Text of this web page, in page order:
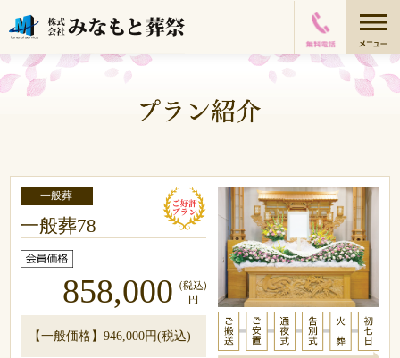
一般葬
一般葬78
858,000
【一般価格】946,000円(税込)